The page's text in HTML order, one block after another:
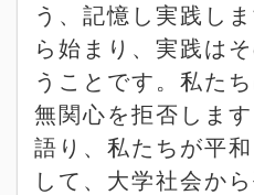
う、記憶し実践し
ら始まり、実践は
うことです。私た
無関心を拒否しま
語り、私たちが平
して、大学社会か